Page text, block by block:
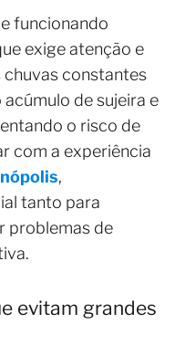
funcionando
exige atenção e
chuvas constantes
de sujeira e
o risco de
com a experiência
,
tanto para
problemas de
evitam grandes